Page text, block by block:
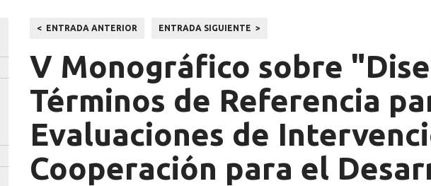
Navegación
de
entradas
ENTRADA ANTERIOR ENTRADA SIGUIENTE
V Monográfico sobre
Términos de Referencia
Evaluaciones de
Cooperación para el